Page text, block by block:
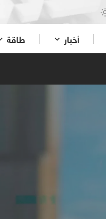
أخبار طاقة